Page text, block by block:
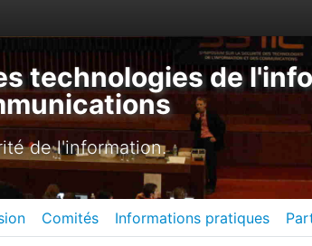
technologies de
de l'information.
Comités Informations pratiques